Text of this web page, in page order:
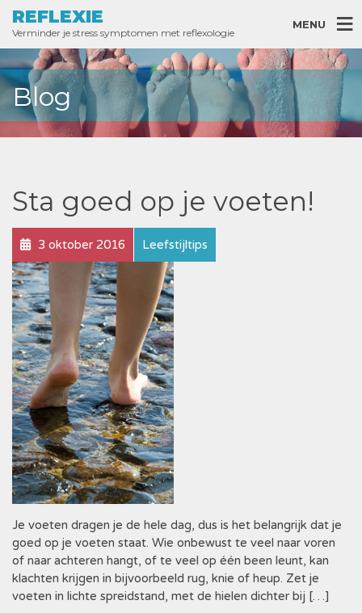
REFLEXIE
Verminder je stress symptomen met reflexologie
MENU
Blog
Sta goed op je voeten!
3 oktober 2016 Leefstijltips
Je voeten dragen je de hele dag, dus is het belangrijk dat je
goed op je voeten staat. Wie onbewust te veel naar voren
of naar achteren hangt, of te veel op één been leunt, kan
klachten krijgen in bijvoorbeeld rug, knie of heup. Zet je
voeten in lichte spreidstand, met de hielen dichter bij […]